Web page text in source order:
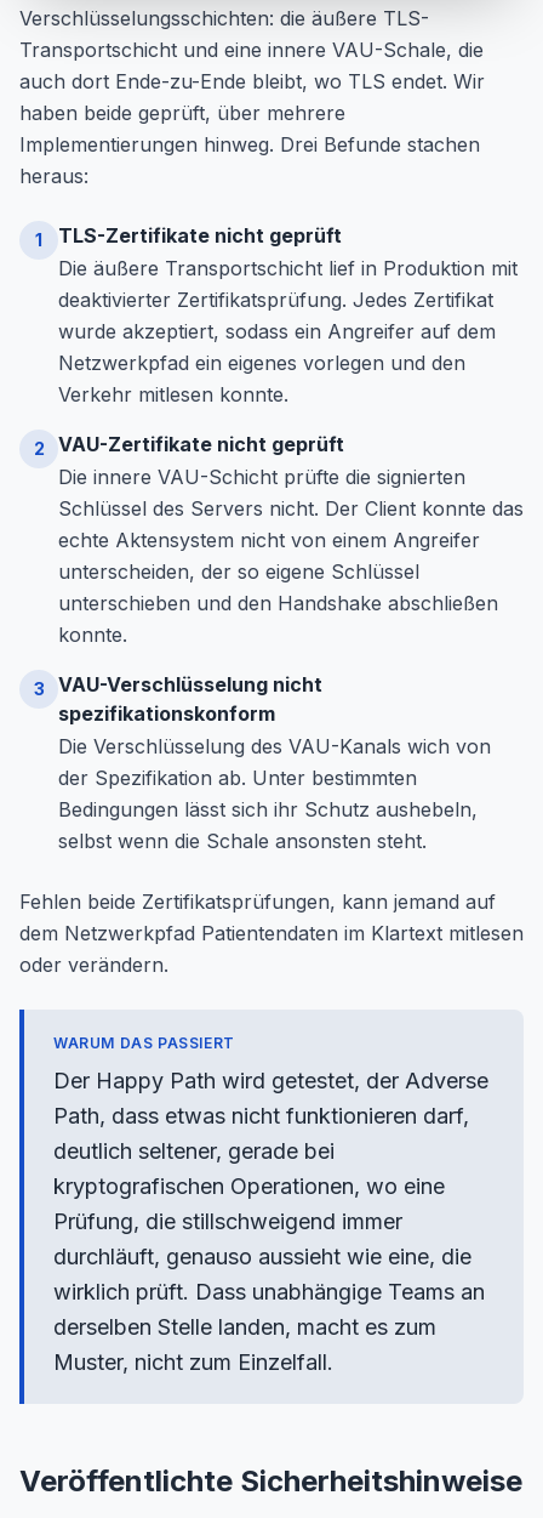
Verschlüsselungsschichten: die äußere TLS-
Transportschicht und eine innere VAU-Schale, die
auch dort Ende-zu-Ende bleibt, wo TLS endet. Wir
haben beide geprüft, über mehrere
Implementierungen hinweg. Drei Befunde stachen
heraus:
1
TLS-Zertifikate nicht geprüft
Die äußere Transportschicht lief in Produktion mit
deaktivierter Zertifikatsprüfung. Jedes Zertifikat
wurde akzeptiert, sodass ein Angreifer auf dem
Netzwerkpfad ein eigenes vorlegen und den
Verkehr mitlesen konnte.
2
VAU-Zertifikate nicht geprüft
Die innere VAU-Schicht prüfte die signierten
Schlüssel des Servers nicht. Der Client konnte das
echte Aktensystem nicht von einem Angreifer
unterscheiden, der so eigene Schlüssel
unterschieben und den Handshake abschließen
konnte.
3
VAU-Verschlüsselung nicht
spezifikationskonform
Die Verschlüsselung des VAU-Kanals wich von
der Spezifikation ab. Unter bestimmten
Bedingungen lässt sich ihr Schutz aushebeln,
selbst wenn die Schale ansonsten steht.
Fehlen beide Zertifikatsprüfungen, kann jemand auf
dem Netzwerkpfad Patientendaten im Klartext mitlesen
oder verändern.
WARUM DAS PASSIERT
Der Happy Path wird getestet, der Adverse
Path, dass etwas nicht funktionieren darf,
deutlich seltener, gerade bei
kryptografischen Operationen, wo eine
Prüfung, die stillschweigend immer
durchläuft, genauso aussieht wie eine, die
wirklich prüft. Dass unabhängige Teams an
derselben Stelle landen, macht es zum
Muster, nicht zum Einzelfall.
Veröffentlichte Sicherheitshinweise